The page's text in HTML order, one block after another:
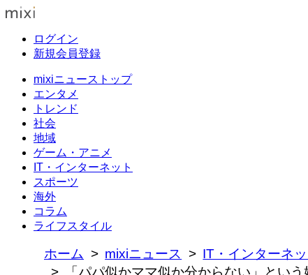
ログイン
新規会員登録
mixiニューストップ
エンタメ
トレンド
社会
地域
ゲーム・アニメ
IT・インターネット
スポーツ
海外
コラム
ライフスタイル
ホーム mixiニュース IT・インターネッ
「パパ似かママ似か分からない」とい